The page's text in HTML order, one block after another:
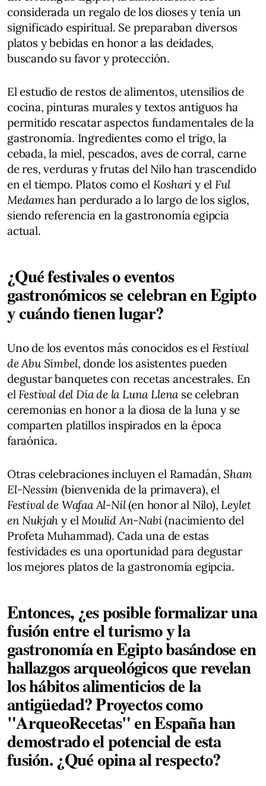
considerada un regalo de los dioses y tenía un
significado espiritual. Se preparaban diversos
platos y bebidas en honor a las deidades,
buscando su favor y protección.
El estudio de restos de alimentos, utensilios de
cocina, pinturas murales y textos antiguos ha
permitido rescatar aspectos fundamentales de la
gastronomía. Ingredientes como el trigo, la
cebada, la miel, pescados, aves de corral, carne
de res, verduras y frutas del Nilo han trascendido
en el tiempo. Platos como el Koshari y el Ful
Medameshan perdurado a lo largo de los siglos,
siendo referencia en la gastronomía egipcia
actual.
¿Qué festivales o eventos
gastronómicos se celebran en Egipto
y cuándo tienen lugar?
Uno de los eventos más conocidos es el Festival
de Abu Simbel, donde los asistentes pueden
degustar banquetes con recetas ancestrales. En
el Festival del Día de la Luna Llenase celebran
ceremonias en honor a la diosa de la luna y se
comparten platillos inspirados en la época
faraónica.
Otras celebraciones incluyen el Ramadán, Sham
El-Nessim (bienvenida de la primavera), el
Festival de Wafaa Al-Nil(en honor al Nilo), Leylet
en Nukjah y el Moulid An-Nabi(nacimiento del
Profeta Muhammad). Cada una de estas
festividades es una oportunidad para degustar
los mejores platos de la gastronomía egipcia.
Entonces, ¿es posible formalizar una
fusión entre el turismo y la
gastronomía en Egipto basándose en
hallazgos arqueológicos que revelan
los hábitos alimenticios de la
antigüedad? Proyectos como
"ArqueoRecetas" en España han
demostrado el potencial de esta
fusión. ¿Qué opina al respecto?